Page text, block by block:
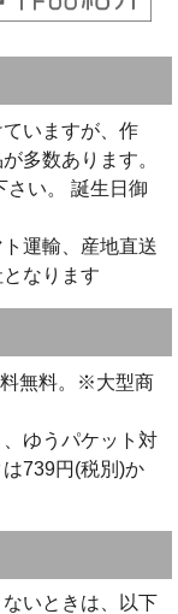
いますが、作
多数あります。
さい。 誕生日御
運輸、産地直送
なります
料無料。※大型商
ゆうパケット対
739円(税別)か
いときは、以下